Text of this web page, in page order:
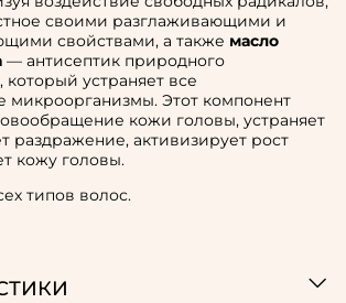
своими разглаживающими и
свойствами, а также масло
— антисептик природного
устраняет все
микроорганизмы. Этот компонент
кожи головы, устраняет
раздражение, активизирует рост
кожу головы.
типов волос.